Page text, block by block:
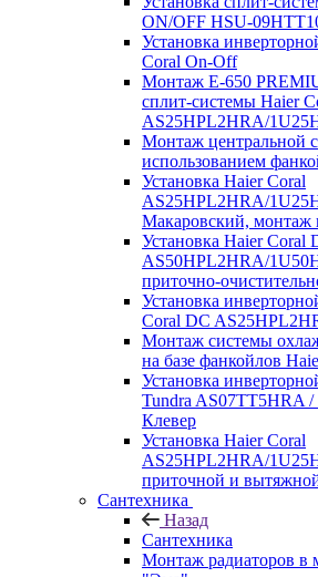
ON/OFF HSU-
Установка
Coral On-Off
Монтаж E-650
сплит-системы Haier
AS25HPL2HRA/
Монтаж центральной
использованием
Установка Haier Coral
AS25HPL2HRA/
Макаровский, монтаж
Установка Haier Coral
AS50HPL2HRA/
приточно-
Установка
Coral DC
Монтаж системы
на базе фанкойлов
Установка
Tundra AS07TT5HRA
Клевер
Установка Haier Coral
AS25HPL2HRA/
приточной и
Сантехника
Назад
Сантехника
Монтаж радиаторов в